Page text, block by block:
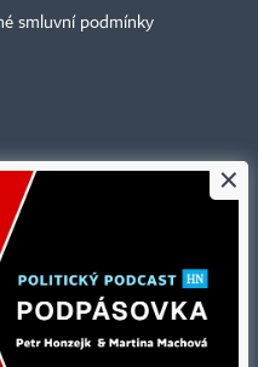
smluvní podmínky
svolení vydavatele je
zejména rozmnožování a šíření
×